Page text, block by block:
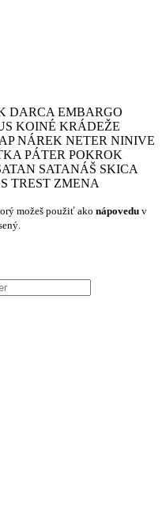
DARCA EMBARGO
KOINÉ KRÁDEŽE
NÁREK NETER NINIVE
PÁTER POKROK
SATANÁŠ SKICA
TREST ZMENA
možeš použiť ako nápovedu v